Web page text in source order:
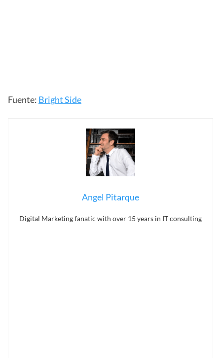
Fuente: Bright Side
Angel Pitarque
Digital Marketing fanatic with over 15 years in IT consulting